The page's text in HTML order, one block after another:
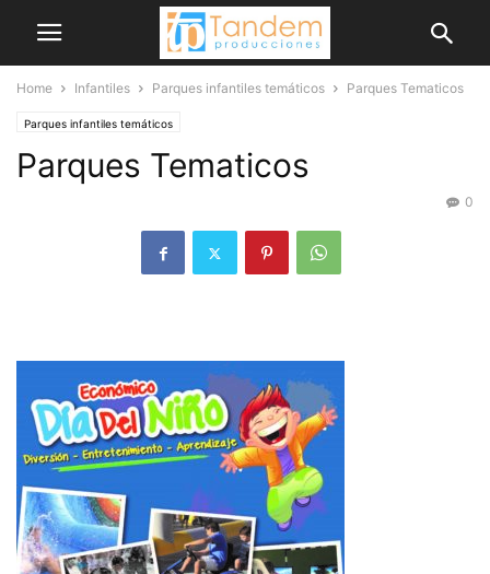
Home Infantiles Parques infantiles temáticos Parques Tematicos
Parques infantiles temáticos
Parques Tematicos
0